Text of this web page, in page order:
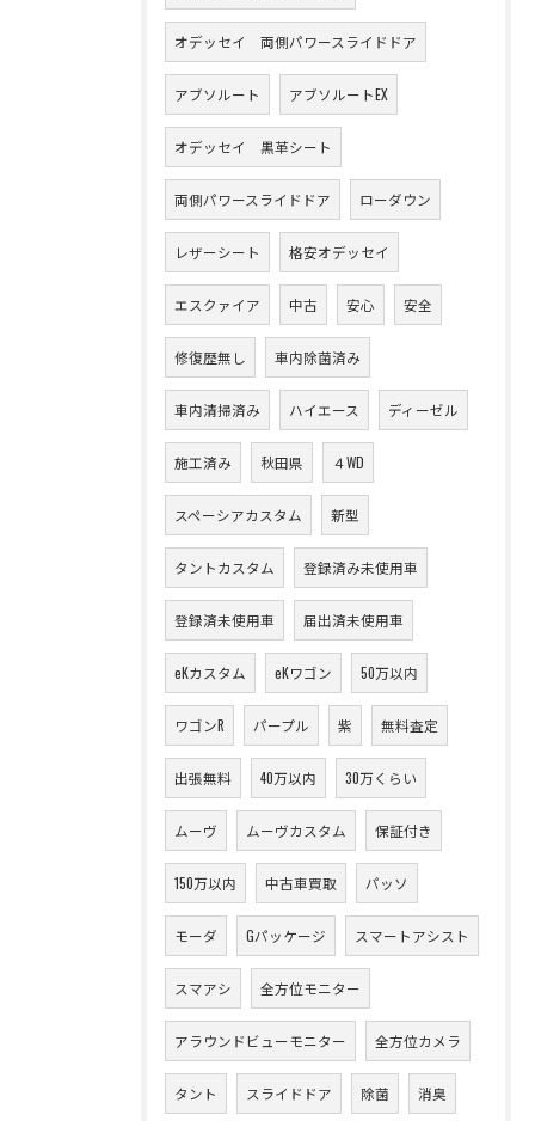
オデッセイ 両側パワースライドドア
アブソルート アブソルートEX
オデッセイ 黒革シート
両側パワースライドドア ローダウン
レザーシート 格安オデッセイ
エスクァイア 中古 安心 安全
修復歴無し 車内除菌済み
車内清掃済み ハイエース ディーゼル
施工済み 秋田県 ４WD
スペーシアカスタム 新型
タントカスタム 登録済み未使用車
登録済未使用車 届出済未使用車
eKカスタム eKワゴン 50万以内
ワゴンR パープル 紫 無料査定
出張無料 40万以内 30万くらい
ムーヴ ムーヴカスタム 保証付き
150万以内 中古車買取 パッソ
モーダ Gパッケージ スマートアシスト
スマアシ 全方位モニター
アラウンドビューモニター 全方位カメラ
タント スライドドア 除菌 消臭